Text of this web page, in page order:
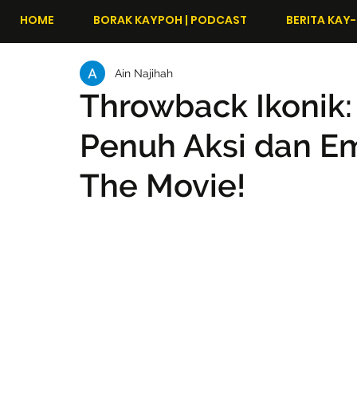
HOME BORAK KAYPOH | PODCAST BERITA
Throwback
Penuh Aksi dan
The Movie!
Ain Najihah